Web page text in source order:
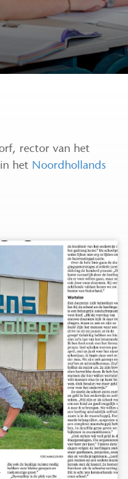
Contact
rector van het
het Noordhollands